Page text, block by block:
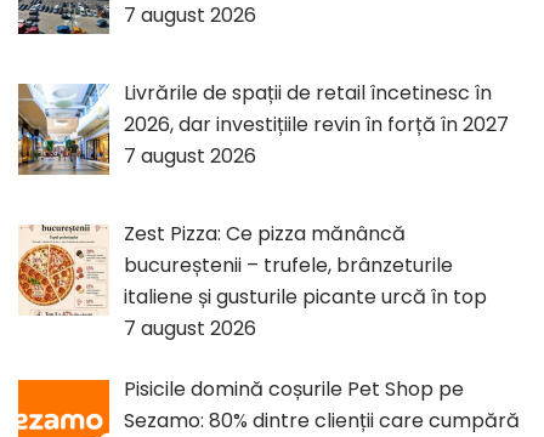
7 august 2026
Livrările de spații de retail încetinesc în
2026, dar investițiile revin în forță în 2027
7 august 2026
Zest Pizza: Ce pizza mănâncă
bucureștenii – trufele, brânzeturile
italiene și gusturile picante urcă în top
7 august 2026
Pisicile domină coșurile Pet Shop pe
Sezamo: 80% dintre clienții care cumpără